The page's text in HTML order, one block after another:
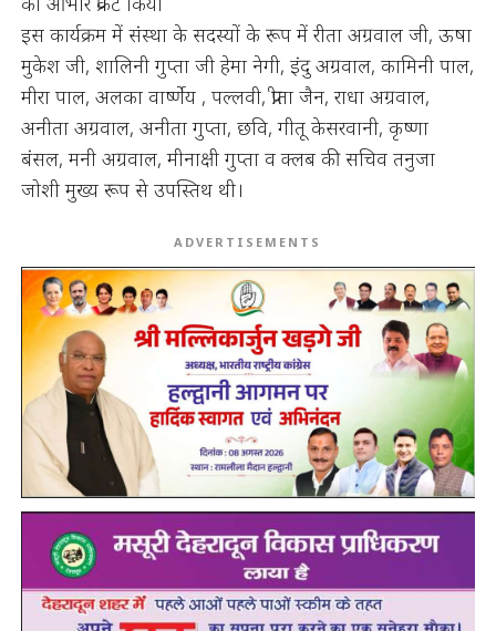
इस कार्यक्रम में संस्था के सदस्यों के रूप में रीता अग्रवाल जी, ऊषा
मुकेश जी, शालिनी गुप्ता जी हेमा नेगी, इंदु अग्रवाल, कामिनी पाल,
मीरा पाल, अलका वार्ष्णेय , पल्लवी, प्रीता जैन, राधा अग्रवाल,
अनीता अग्रवाल, अनीता गुप्ता, छवि, गीतू केसरवानी, कृष्णा
बंसल, मनी अग्रवाल, मीनाक्षी गुप्ता व क्लब की सचिव तनुजा
जोशी मुख्य रूप से उपस्तिथ थी।
ADVERTISEMENTS